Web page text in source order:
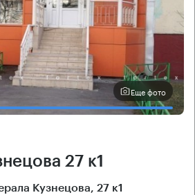
Еще фото
27 к1
Кузнецова, 27 к1